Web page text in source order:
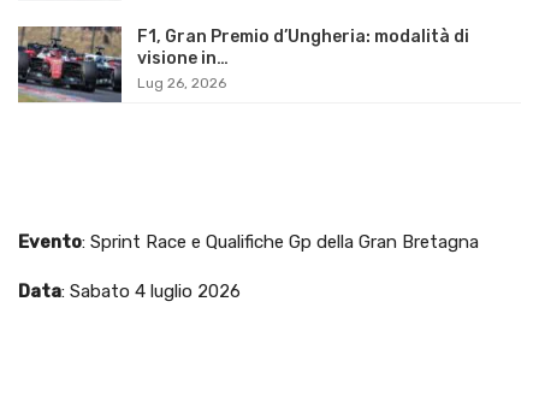
F1, Gran Premio d’Ungheria: modalità di
visione in…
Lug 26, 2026
Evento: Sprint Race e Qualifiche Gp della Gran Bretagna
Data: Sabato 4 luglio 2026